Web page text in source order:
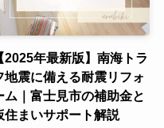
【2025年最新版】南海トラ
地震に備える耐震リフォ
ム｜富士見市の補助金と
住まいサポート解説